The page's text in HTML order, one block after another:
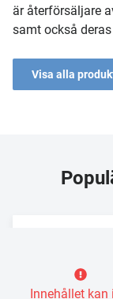
är återförsäljare
samt också
Visa alla
Innehållet kan